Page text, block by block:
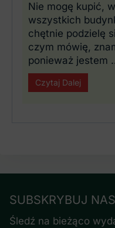
Nie mogę kupić,
wszystkich
chętnie podzielę
czym mówię,
ponieważ jestem
Czytaj Dalej
SUBSKRYBUJ
Śledź na bieżąco